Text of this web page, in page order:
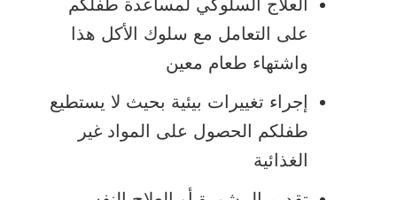
العلاج السلوكي لمساعدة طفلكم
على التعامل مع سلوك الأكل هذا
واشتهاء طعام معين
إجراء تغييرات بيئية بحيث لا يستطيع
طفلكم الحصول على المواد غير
الغذائية